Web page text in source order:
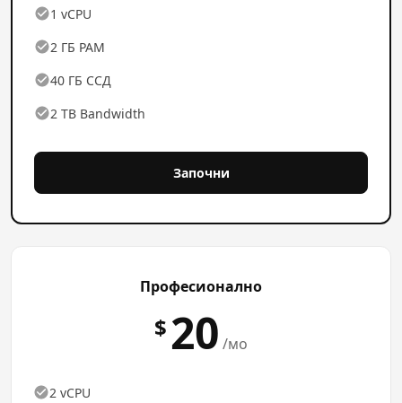
1 vCPU
2 ГБ РАМ
40 ГБ ССД
2 TB Bandwidth
Започни
Професионално
$ 20 /мо
2 vCPU